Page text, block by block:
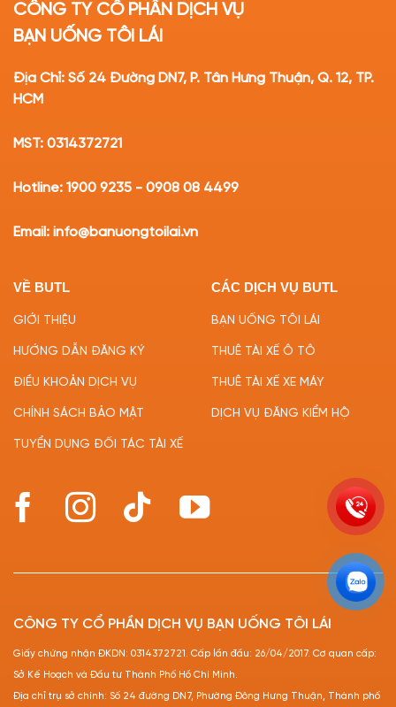
CÔNG TY CỔ PHẦN DỊCH VỤ
BẠN UỐNG TÔI LÁI
Địa Chỉ: Số 24 Đường DN7, P. Tân Hưng Thuận, Q. 12, TP.
HCM
MST: 0314372721
Hotline: 1900 9235 - 0908 08 4499
Email: info@banuongtoilai.vn
VỀ BUTL
GIỚI THIỆU
HƯỚNG DẪN ĐĂNG KÝ
ĐIỀU KHOẢN DỊCH VỤ
CHÍNH SÁCH BẢO MẬT
TUYỂN DỤNG ĐỐI TÁC TÀI XẾ
CÁC DỊCH VỤ BUTL
BẠN UỐNG TÔI LÁI
THUÊ TÀI XẾ Ô TÔ
THUÊ TÀI XẾ XE MÁY
DỊCH VỤ ĐĂNG KIỂM HỘ
CÔNG TY CỔ PHẦN DỊCH VỤ BẠN UỐNG TÔI LÁI
Giấy chứng nhận ĐKDN: 0314372721. Cấp lần đầu: 26/04/2017. Cơ quan cấp:
Sở Kế Hoạch và Đầu tư Thành Phố Hồ Chí Minh.
Địa chỉ trụ sở chính: Số 24 đường DN7, Phường Đông Hưng Thuận, Thành phố